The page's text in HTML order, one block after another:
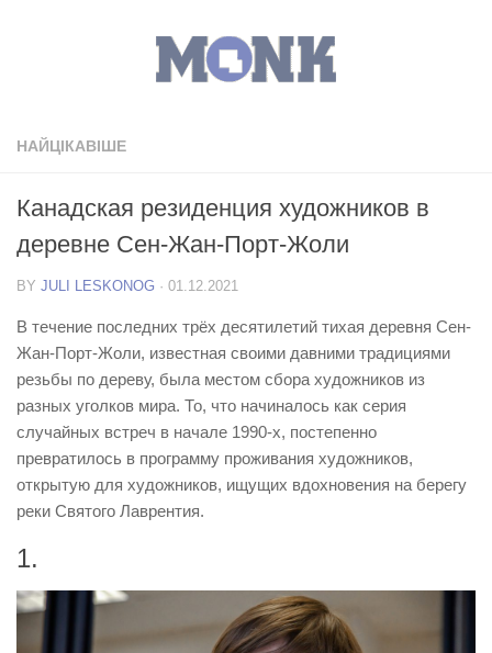
НАЙЦІКАВІШЕ
Канадская резиденция художников в
деревне Сен-Жан-Порт-Жоли
BY JULI LESKONOG · 01.12.2021
В течение последних трёх десятилетий тихая деревня Сен-
Жан-Порт-Жоли, известная своими давними традициями
резьбы по дереву, была местом сбора художников из
разных уголков мира. То, что начиналось как серия
случайных встреч в начале 1990-х, постепенно
превратилось в программу проживания художников,
открытую для художников, ищущих вдохновения на берегу
реки Святого Лаврентия.
1.